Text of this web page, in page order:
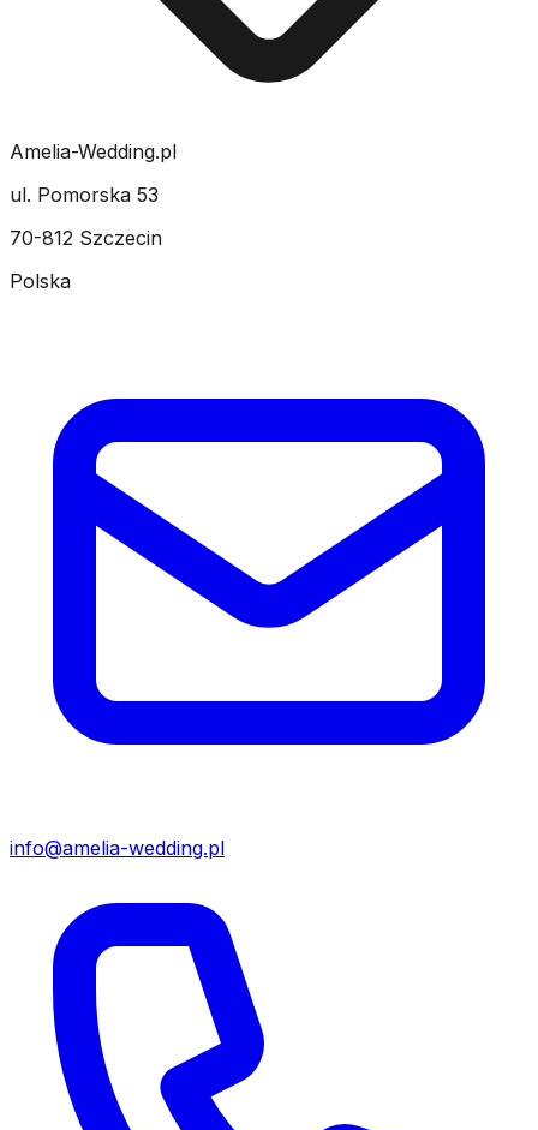
Amelia-Wedding.pl
ul. Pomorska 53
70-812 Szczecin
Polska
info@amelia-wedding.pl